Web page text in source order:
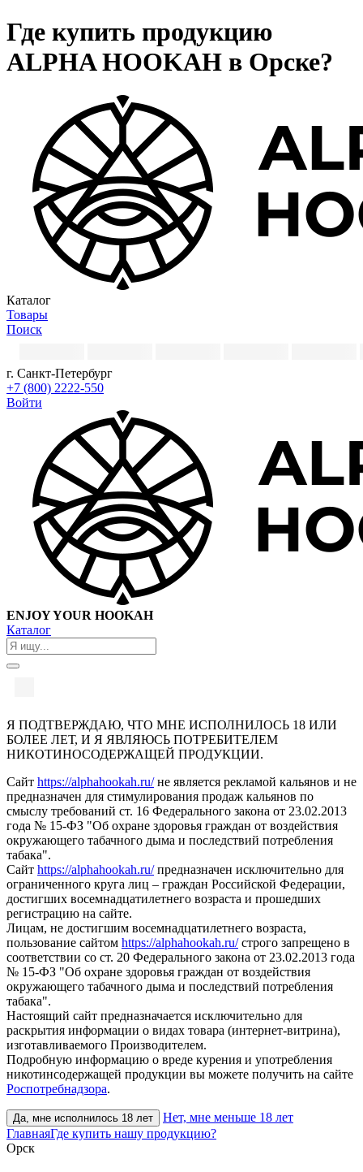
Где купить продукцию
ALPHA HOOKAH в Орске?
Каталог
Товары
Поиск
г. Санкт-Петербург
+7 (800) 2222-550
Войти
ENJOY YOUR HOOKAH
Каталог
Я ПОДТВЕРЖДАЮ, ЧТО МНЕ ИСПОЛНИЛОСЬ 18 ИЛИ
БОЛЕЕ ЛЕТ, И Я ЯВЛЯЮСЬ ПОТРЕБИТЕЛЕМ
НИКОТИНОСОДЕРЖАЩЕЙ ПРОДУКЦИИ.
Сайт https://alphahookah.ru/не является рекламой кальянов и не
предназначен для стимулирования продаж кальянов по
смыслу требований ст. 16 Федерального закона от 23.02.2013
года № 15-ФЗ "Об охране здоровья граждан от воздействия
окружающего табачного дыма и последствий потребления
табака".
Сайт https://alphahookah.ru/предназначен исключительно для
ограниченного круга лиц – граждан Российской Федерации,
достигших восемнадцатилетнего возраста и прошедших
регистрацию на сайте.
Лицам, не достигшим восемнадцатилетнего возраста,
пользование сайтом https://alphahookah.ru/строго запрещено в
соответствии со ст. 20 Федерального закона от 23.02.2013 года
№ 15-ФЗ "Об охране здоровья граждан от воздействия
окружающего табачного дыма и последствий потребления
табака".
Настоящий сайт предназначается исключительно для
раскрытия информации о видах товара (интернет-витрина),
изготавливаемого Производителем.
Подробную информацию о вреде курения и употребления
никотинсодержащей продукции вы можете получить на сайте
Роспотребнадзора.
Да, мне исполнилось 18 лет
Нет, мне меньше 18 лет
ГлавнаяГде купить нашу продукцию?
Орск